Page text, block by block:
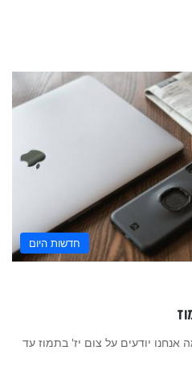
חדשות היום
יודעים על צום יז' בתמוז עד